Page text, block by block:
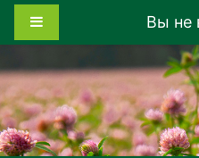
Перейти к основному
Вы не